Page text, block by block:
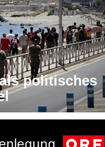
politisches